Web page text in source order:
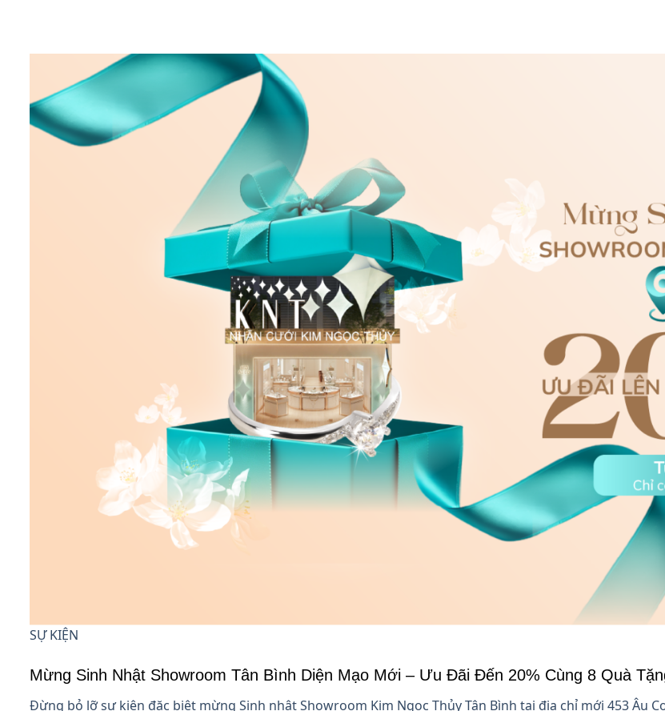
SỰ KIỆN
Mừng Sinh Nhật Showroom Tân Bình Diện Mạo Mới – Ưu Đãi Đến 20% Cùng 8 Quà
Đừng bỏ lỡ sự kiện đặc biệt mừng Sinh nhật Showroom Kim Ngọc Thủy Tân Bình tại địa chỉ mới 453 Âu